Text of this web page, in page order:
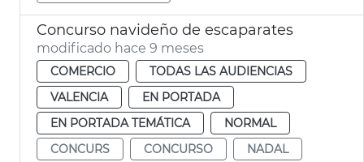
Concurso navideño de escaparates
modificado hace 9 meses
COMERCIO
TODAS LAS AUDIENCIAS
VALENCIA
EN PORTADA
EN PORTADA TEMÁTICA
NORMAL
CONCURS
CONCURSO
NADAL